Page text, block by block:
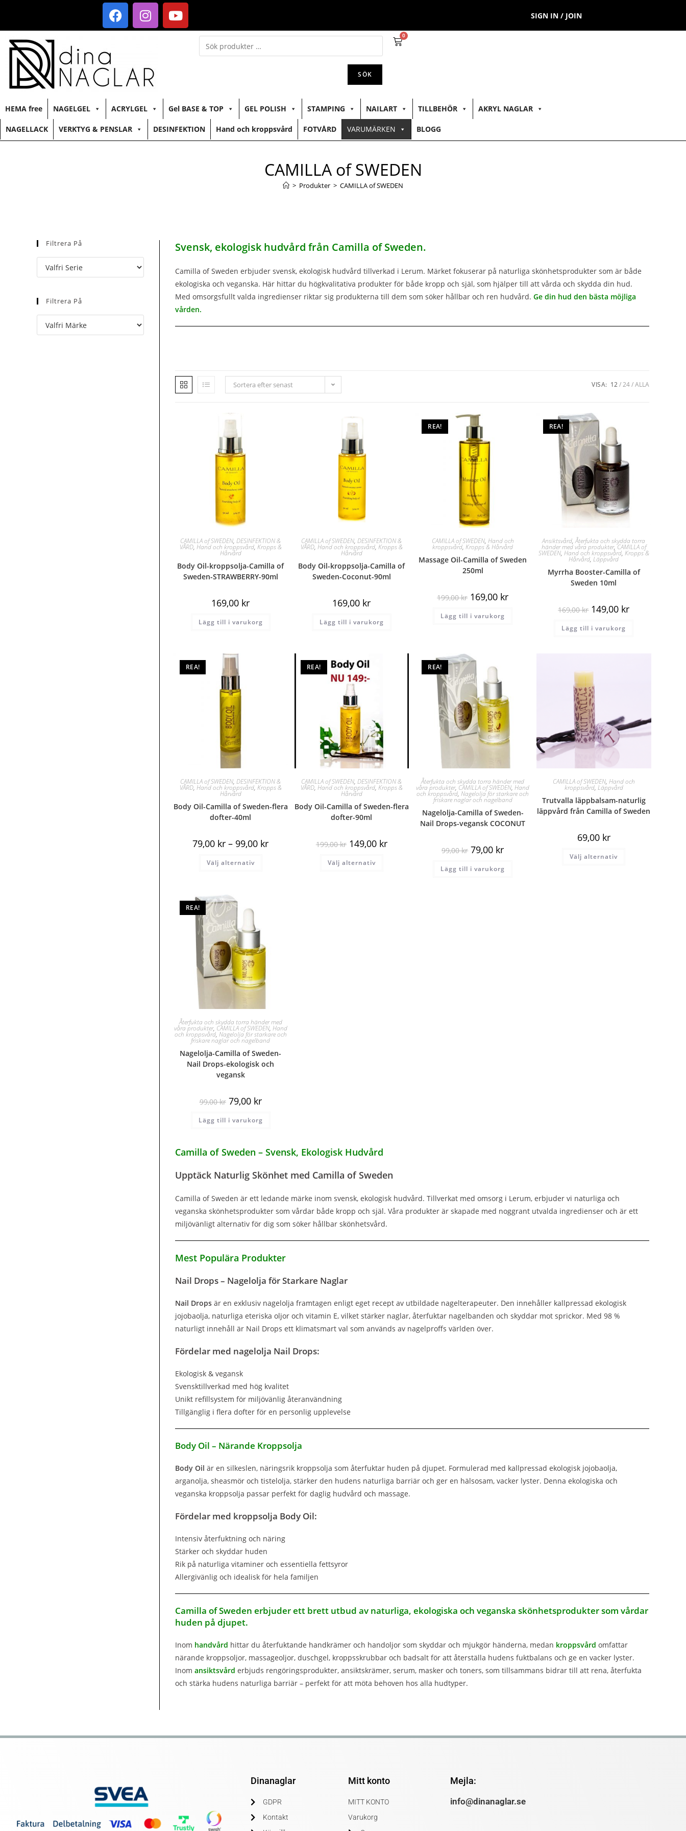
SIGN IN / JOIN
SÖK
0
HEMA free NAGELGEL ACRYLGEL Gel BASE & TOP GEL POLISH STAMPING NAILART TILLBEHÖR AKRYL NAGLAR
NAGELLACK VERKTYG & PENSLAR DESINFEKTION Hand och kroppsvård FOTVÅRD VARUMÄRKEN BLOGG
CAMILLA of SWEDEN
> Produkter > CAMILLA of SWEDEN
Filtrera På
Filtrera På
Svensk, ekologisk hudvård från Camilla of Sweden.
Camilla of Sweden erbjuder svensk, ekologisk hudvård tillverkad i Lerum. Märket fokuserar på naturliga skönhetsprodukter som är både
ekologiska och veganska. Här hittar du högkvalitativa produkter för både kropp och själ, som hjälper till att vårda och skydda din hud.
Med omsorgsfullt valda ingredienser riktar sig produkterna till dem som söker hållbar och ren hudvård. Ge din hud den bästa möjliga
vården.
Sortera efter senast VISA: 12 24 ALLA
CAMILLA of SWEDEN,DESINFEKTION &
VÅRD, Hand och kroppsvård, Kropps &
Hårvård
Body Oil-kroppsolja-Camilla of
Sweden-STRAWBERRY-90ml
169,00 kr
Lägg till i varukorg
CAMILLA of SWEDEN,DESINFEKTION &
VÅRD, Hand och kroppsvård, Kropps &
Hårvård
Body Oil-kroppsolja-Camilla of
Sweden-Coconut-90ml
169,00 kr
Lägg till i varukorg
REA!
CAMILLA of SWEDEN, Hand och
kroppsvård,Kropps & Hårvård
Massage Oil-Camilla of Sweden
250ml
199,00kr 169,00 kr
Lägg till i varukorg
REA!
Ansiktsvård,Återfukta och skydda torra
händer med våra produkter,CAMILLA of
SWEDEN, Hand och kroppsvård, Kropps &
Hårvård,Läppvård
Myrrha Booster-Camilla of
Sweden 10ml
169,00kr 149,00 kr
Lägg till i varukorg
REA!
CAMILLA of SWEDEN,DESINFEKTION &
VÅRD, Hand och kroppsvård, Kropps &
Hårvård
Body Oil-Camilla of Sweden-flera
dofter-40ml
79,00 kr – 99,00 kr
Välj alternativ
REA!
CAMILLA of SWEDEN,DESINFEKTION &
VÅRD, Hand och kroppsvård, Kropps &
Hårvård
Body Oil-Camilla of Sweden-flera
dofter-90ml
199,00kr 149,00 kr
Välj alternativ
REA!
Återfukta och skydda torra händer med
våra produkter, CAMILLA of SWEDEN,Hand
och kroppsvård,Nagelolja för starkare och
friskare naglar och nagelband
Nagelolja-Camilla of Sweden-
Nail Drops-vegansk COCONUT
99,00kr 79,00 kr
Lägg till i varukorg
CAMILLA of SWEDEN, Hand och
kroppsvård, Läppvård
Trutvalla läppbalsam-naturlig
läppvård från Camilla of Sweden
69,00 kr
Välj alternativ
REA!
Återfukta och skydda torra händer med
våra produkter, CAMILLA of SWEDEN, Hand
och kroppsvård, Nagelolja för starkare och
friskare naglar och nagelband
Nagelolja-Camilla of Sweden-
Nail Drops-ekologisk och
vegansk
99,00kr 79,00 kr
Lägg till i varukorg
Camilla of Sweden – Svensk, Ekologisk Hudvård
Upptäck Naturlig Skönhet med Camilla of Sweden
Camilla of Sweden är ett ledande märke inom svensk, ekologisk hudvård. Tillverkat med omsorg i Lerum, erbjuder vi naturliga och
veganska skönhetsprodukter som vårdar både kropp och själ. Våra produkter är skapade med noggrant utvalda ingredienser och är ett
miljövänligt alternativ för dig som söker hållbar skönhetsvård.
Mest Populära Produkter
Nail Drops – Nagelolja för Starkare Naglar
Nail Drops är en exklusiv nagelolja framtagen enligt eget recept av utbildade nagelterapeuter. Den innehåller kallpressad ekologisk
jojobaolja, naturliga eteriska oljor och vitamin E, vilket stärker naglar, återfuktar nagelbanden och skyddar mot sprickor. Med 98 %
naturligt innehåll är Nail Drops ett klimatsmart val som används av nagelproffs världen över.
Fördelar med nagelolja Nail Drops:
Ekologisk & vegansk
Svensktillverkad med hög kvalitet
Unikt refillsystem för miljövänlig återanvändning
Tillgänglig i flera dofter för en personlig upplevelse
Body Oil – Närande Kroppsolja
Body Oil är en silkeslen, näringsrik kroppsolja som återfuktar huden på djupet. Formulerad med kallpressad ekologisk jojobaolja,
arganolja, sheasmör och tistelolja, stärker den hudens naturliga barriär och ger en hälsosam, vacker lyster. Denna ekologiska och
veganska kroppsolja passar perfekt för daglig hudvård och massage.
Fördelar med kroppsolja Body Oil:
Intensiv återfuktning och näring
Stärker och skyddar huden
Rik på naturliga vitaminer och essentiella fettsyror
Allergivänlig och idealisk för hela familjen
Camilla of Sweden erbjuder ett brett utbud av naturliga, ekologiska och veganska skönhetsprodukter som vårdar
huden på djupet.
Inom handvård hittar du återfuktande handkrämer och handoljor som skyddar och mjukgör händerna, medan kroppsvård omfattar
närande kroppsoljor, massageoljor, duschgel, kroppsskrubbar och badsalt för att återställa hudens fuktbalans och ge en vacker lyster.
Inom ansiktsvård erbjuds rengöringsprodukter, ansiktskrämer, serum, masker och toners, som tillsammans bidrar till att rena, återfukta
och stärka hudens naturliga barriär – perfekt för att möta behoven hos alla hudtyper.
Dinanaglar
GDPR
Kontakt
Mitt konto
MITT KONTO
Varukorg
Mejla:
info@dinanaglar.se